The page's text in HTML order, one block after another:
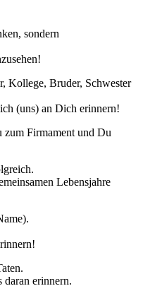
sondern
Kollege, Bruder, Schwester
(uns) an Dich erinnern!
zum Firmament und Du
Lebensjahre
erinnern.